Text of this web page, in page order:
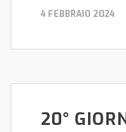
4 FEBBRAIO 2024
20°